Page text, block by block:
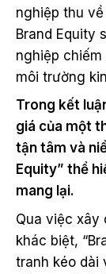
nghiệp thu
Brand Equity
nghiệp
môi trường
Trong kết
giá của một
tận tâm và
Equity” thể
mang lại.
Qua việc xây
khác biệt,
tranh kéo dài